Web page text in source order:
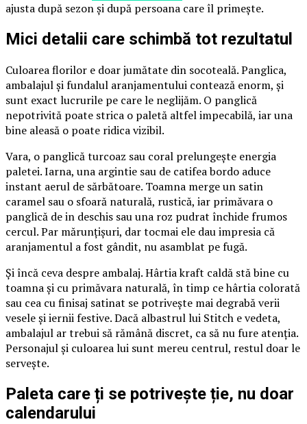
ajusta după sezon și după persoana care îl primește.
Mici detalii care schimbă tot rezultatul
Culoarea florilor e doar jumătate din socoteală. Panglica,
ambalajul și fundalul aranjamentului contează enorm, și
sunt exact lucrurile pe care le neglijăm. O panglică
nepotrivită poate strica o paletă altfel impecabilă, iar una
bine aleasă o poate ridica vizibil.
Vara, o panglică turcoaz sau coral prelungește energia
paletei. Iarna, una argintie sau de catifea bordo aduce
instant aerul de sărbătoare. Toamna merge un satin
caramel sau o sfoară naturală, rustică, iar primăvara o
panglică de in deschis sau una roz pudrat închide frumos
cercul. Par mărunțișuri, dar tocmai ele dau impresia că
aranjamentul a fost gândit, nu asamblat pe fugă.
Și încă ceva despre ambalaj. Hârtia kraft caldă stă bine cu
toamna și cu primăvara naturală, în timp ce hârtia colorată
sau cea cu finisaj satinat se potrivește mai degrabă verii
vesele și iernii festive. Dacă albastrul lui Stitch e vedeta,
ambalajul ar trebui să rămână discret, ca să nu fure atenția.
Personajul și culoarea lui sunt mereu centrul, restul doar le
servește.
Paleta care ți se potrivește ție, nu doar
calendarului